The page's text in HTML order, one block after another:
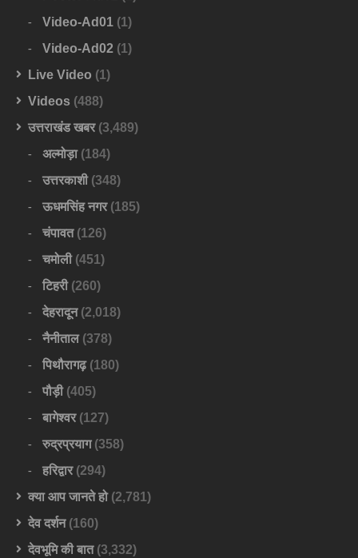
Video-Ad01 (1)
Video-Ad02 (1)
Live Video (1)
Videos (488)
उत्तराखंड खबर(3,489)
अल्मोड़ा(184)
उत्तरकाशी(348)
ऊधमसिंह नगर(185)
चंपावत(126)
चमोली(451)
टिहरी(260)
देहरादून(2,018)
नैनीताल(378)
पिथौरागढ़(180)
पौड़ी(405)
बागेश्वर(127)
रुद्रप्रयाग(358)
हरिद्वार(294)
क्या आप जानते हो(2,781)
देव दर्शन(160)
देवभूमि की बात(3,332)